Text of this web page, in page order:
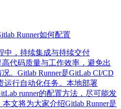
发需求，提供广泛的适用性。
态分析、依赖性扫描和容器扫描
检测代码中的安全漏洞，帮助开
描报告详细列出了检测到的所有
开发者快速定位和解决问题，提
Runner如何配置
中，持续集成与持续交付
高代码质量与工作效率，避免出
。Gitlab Runner是GitLab CI/CD
运行自动化任务。本地部署
runner的配置方法，尽可能发
文将为大家介绍Gitlab Runner是